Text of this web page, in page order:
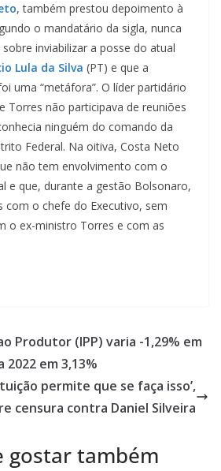
, também prestou depoimento à
o mandatário da sigla, nunca
inviabilizar a posse do atual
Lula da Silva (PT) e que a
uma “metáfora”. O líder partidário
Torres não participava de reuniões
ninguém do comando da
Federal. Na oitiva, Costa Neto
não tem envolvimento com o
e que, durante a gestão Bolsonaro,
com o chefe do Executivo, sem
o ex-ministro Torres e com as
Produtor (IPP) varia -1,29% em
em 3,13%
permite que se faça isso’,
censura contra Daniel Silveira
gostar também